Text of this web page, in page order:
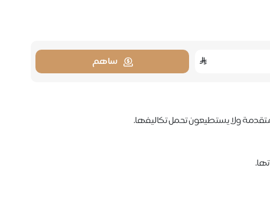
ساهم
ولا يستطيعون تحمل تكاليفها.